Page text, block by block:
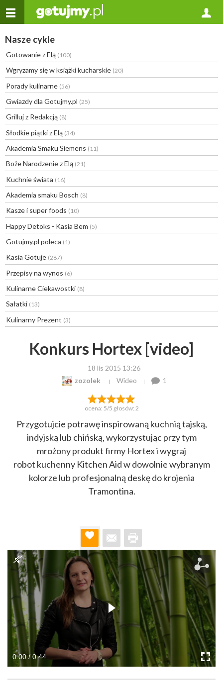
Nasze cykle
Gotowanie z Elą (100)
Wgryzamy się w książki kucharskie (20)
Porady kulinarne (56)
Gwiazdy dla Gotujmy.pl (25)
Grilluj z Redakcją (8)
Słodkie piątki z Elą (34)
Akademia Smaku Siemens (11)
Boże Narodzenie z Elą (21)
Kuchnie świata (16)
Akademia smaku Bosch (8)
Kasze i super foods (10)
Happy Detoks - Kasia Bem (5)
Gotujmy.pl poleca (1)
Kasia Gotuje (287)
Przepisy na wynos (6)
Kulinarne Ciekawostki (8)
Sałatki (13)
Kulinarny Prezent (3)
Konkurs Hortex [video]
18 lis 2015 13:26
zozolek
Wideo 1
ocena: 5/5 głosów: 2
Przygotujcie potrawę inspirowaną kuchnią tajską,
indyjską lub chińską, wykorzystując przy tym
mrożony produkt firmy Hortex i wygraj
robot kuchenny Kitchen Aid w dowolnie wybranym
kolorze lub profesjonalną deskę do krojenia
Tramontina.
0:00 / 0:44